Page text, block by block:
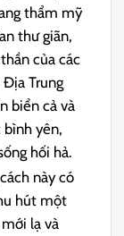
thẩm mỹ
thư giãn,
của các
Trung
biển cả và
bình yên,
hối hả.
này có
hút một
lạ và